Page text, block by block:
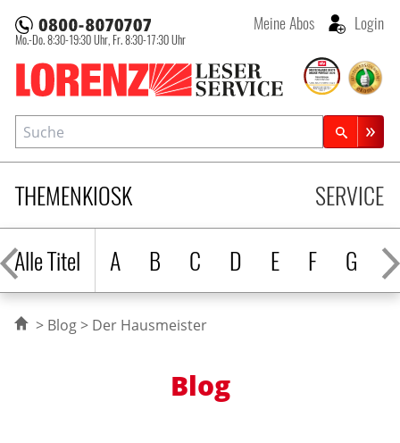
Lorenz Leserservice
Mo.-Do. 8:30-19:30 Uhr, Fr. 8:30-17:30 Uhr
Meine Abos Login
THEMENKIOSK
Alle Titel
A B C D E F G H
SERVICE
Suche
Zeitschriftensuche
Blog Der Hausmeister
Blog